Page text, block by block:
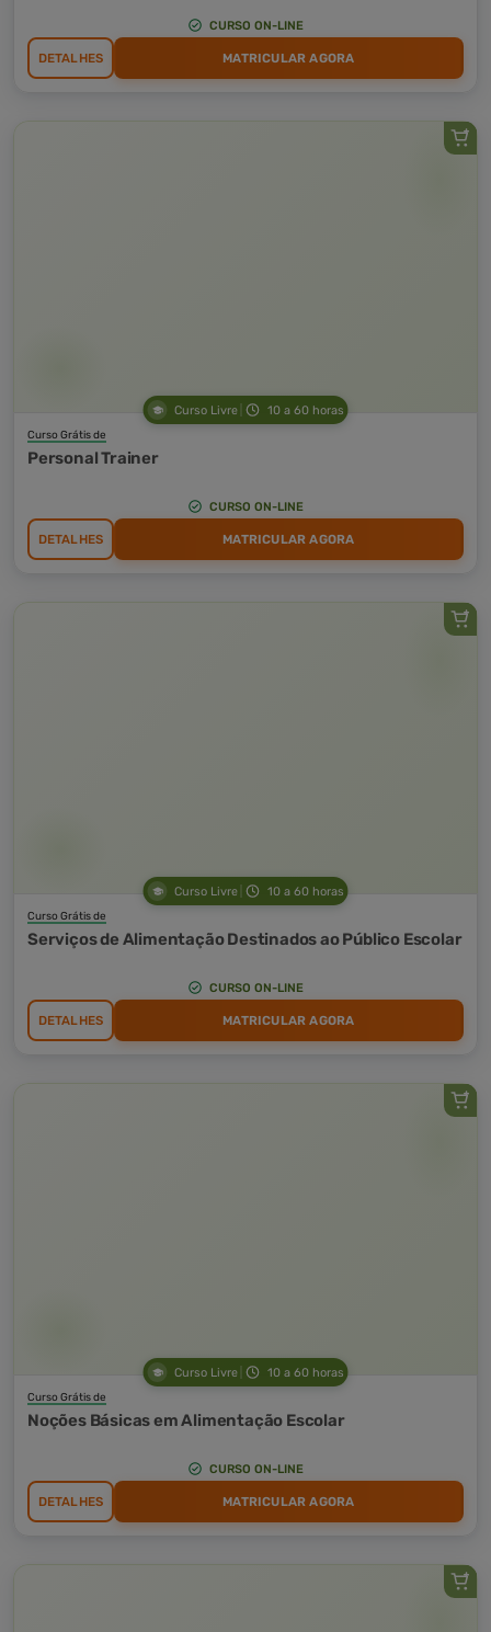
CURSO ON-LINE
DETALHES MATRICULAR AGORA
Curso Livre 10 a 60 horas
Curso Grátis de
Personal Trainer
CURSO ON-LINE
DETALHES MATRICULAR AGORA
Curso Livre 10 a 60 horas
Curso Grátis de
Serviços de Alimentação Destinados ao Público Escolar
CURSO ON-LINE
DETALHES MATRICULAR AGORA
Curso Livre 10 a 60 horas
Curso Grátis de
Noções Básicas em Alimentação Escolar
CURSO ON-LINE
DETALHES MATRICULAR AGORA